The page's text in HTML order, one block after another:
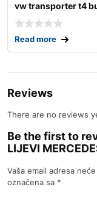
vw transporter t4
97-
Read more
Reviews
There are no reviews
Be the first to
LIJEVI
Vaša email adresa
označena sa *